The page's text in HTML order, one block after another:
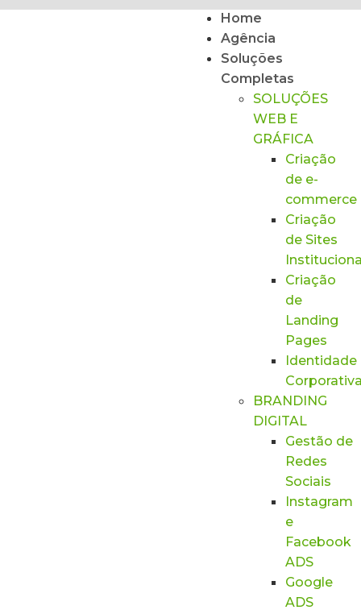
Home
Agência
Soluções
Completas
SOLUÇÕES
WEB E
GRÁFICA
Criação
de e-
commerce
Criação
de Sites
Criação
de
Landing
Pages
Identidade
BRANDING
DIGITAL
Gestão de
Redes
Sociais
Instagram
e
Facebook
ADS
Google
ADS